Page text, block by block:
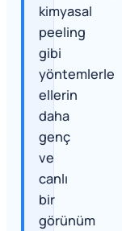
kimyasal
peeling
gibi
yöntemlerle
ellerin
daha
genç
ve
canlı
bir
görünüm